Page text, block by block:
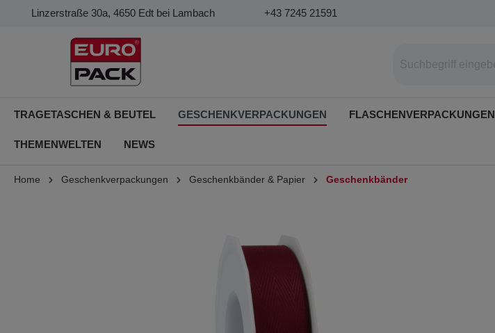
Linzerstraße 30a, 4650 Edt bei Lambach +43 7245 21591
TRAGETASCHEN & BEUTEL GESCHENKVERPACKUNGEN FLASCHENVERPACKUNGEN
THEMENWELTEN NEWS
Home Geschenkverpackungen Geschenkbänder & Papier Geschenkbänder